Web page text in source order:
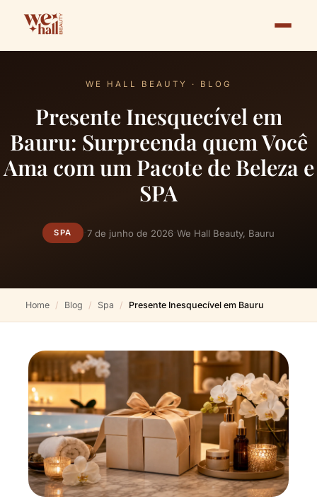
WE HALL BEAUTY · BLOG
Presente Inesquecível em
Bauru: Surpreenda quem Você
Ama com um Pacote de Beleza e
SPA
SPA ·7 de junho de 2026·We Hall Beauty, Bauru
Home Blog Spa Presente Inesquecível em Bauru